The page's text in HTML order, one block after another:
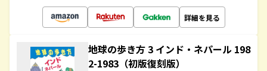
詳細を見る
地球の歩き方 3 インド・ネパール 198
2-1983（初版復刻版）